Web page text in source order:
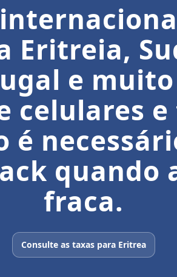
Eritreia,
e
celulares
fraca.
Consulte as taxas para Eritrea